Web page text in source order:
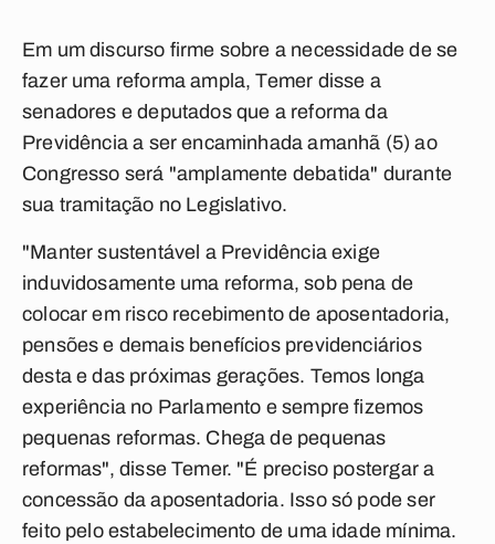
Em um discurso firme sobre a necessidade de se
fazer uma reforma ampla, Temer disse a
senadores e deputados que a reforma da
Previdência a ser encaminhada amanhã (5) ao
Congresso será "amplamente debatida" durante
sua tramitação no Legislativo.
"Manter sustentável a Previdência exige
induvidosamente uma reforma, sob pena de
colocar em risco recebimento de aposentadoria,
pensões e demais benefícios previdenciários
desta e das próximas gerações. Temos longa
experiência no Parlamento e sempre fizemos
pequenas reformas. Chega de pequenas
reformas", disse Temer. "É preciso postergar a
concessão da aposentadoria. Isso só pode ser
feito pelo estabelecimento de uma idade mínima.